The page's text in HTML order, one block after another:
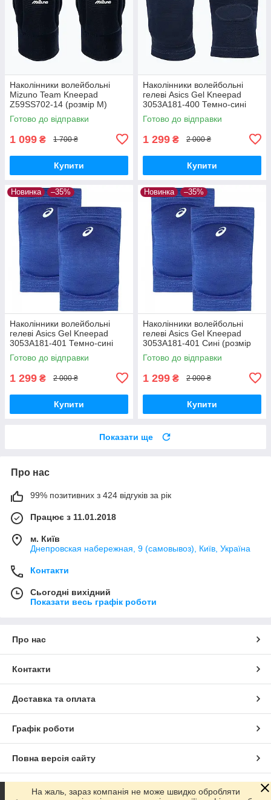
Наколінники волейбольні
Mizuno Team Kneepad
Z59SS702-14 (розмір M)
Готово до відправки
1 099 ₴ 1 700 ₴
Купити
Наколінники волейбольні
гелеві Asics Gel Kneepad
3053A181-400 Темно-сині
(розмір S)
Готово до відправки
1 299 ₴ 2 000 ₴
Купити
Новинка –35%
Наколінники волейбольні
гелеві Asics Gel Kneepad
3053A181-401 Темно-сині
(розмір L)
Готово до відправки
1 299 ₴ 2 000 ₴
Купити
Новинка –35%
Наколінники волейбольні
гелеві Asics Gel Kneepad
3053A181-401 Сині (розмір
М)
Готово до відправки
1 299 ₴ 2 000 ₴
Купити
Показати ще
Про нас
99% позитивних з 424 відгуків за рік
Працює з 11.01.2018
м. Київ
Днепровская набережная, 9 (самовывоз), Київ, Україна
Контакти
Сьогодні вихідний
Показати весь графік роботи
Про нас
Контакти
Доставка та оплата
Графік роботи
Повна версія сайту
Сайт створено на маркетплейсі
На жаль, зараз компанія не може швидко обробляти